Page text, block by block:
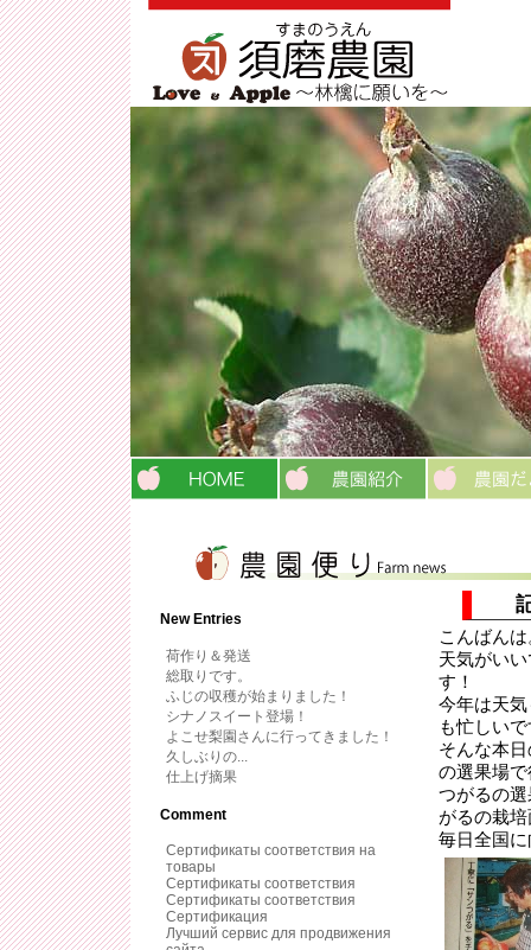
こんばん
天気がい
す！
今年は天
も忙しい
そんな本
の選果場
つがるの
がるの栽
毎日全国
New Entries
荷作り＆発送
総取りです。
ふじの収穫が始まりました！
シナノスイート登場！
よこせ梨園さんに行ってきました！
久しぶりの...
仕上げ摘果
Comment
Сертификаты соответствия на
товары
Сертификаты соответствия
Сертификаты соответствия
Сертификация
Лучший сервис для продвижения